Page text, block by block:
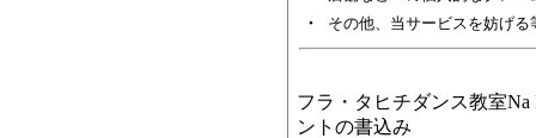
・
その他、当サービスを妨げ
フラ・タヒチダンス教室Na
ントの書込み